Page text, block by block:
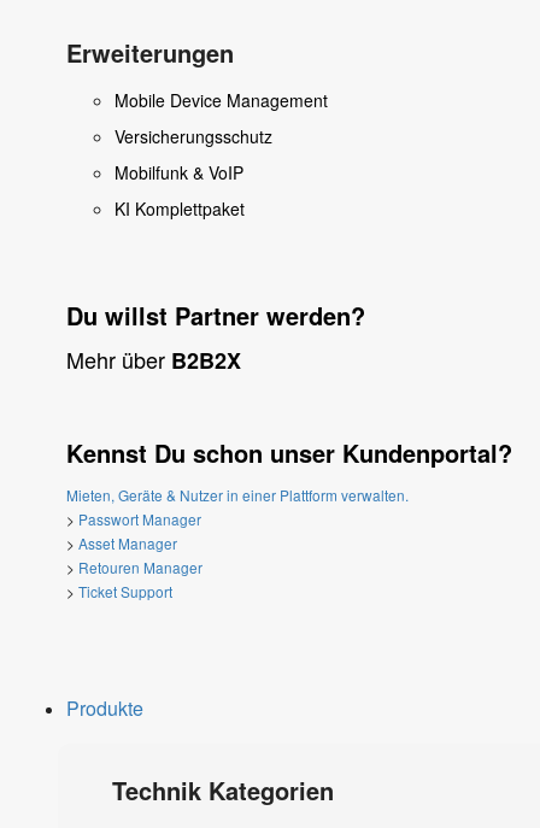
Erweiterungen
Mobile Device Management
Versicherungsschutz
Mobilfunk & VoIP
KI Komplettpaket
Du willst Partner werden?
Mehr über B2B2X
Kennst Du schon unser Kundenportal?
Mieten, Geräte & Nutzer in einer Plattform verwalten.
> Passwort Manager
> Asset Manager
> Retouren Manager
> Ticket Support
Produkte
Technik Kategorien